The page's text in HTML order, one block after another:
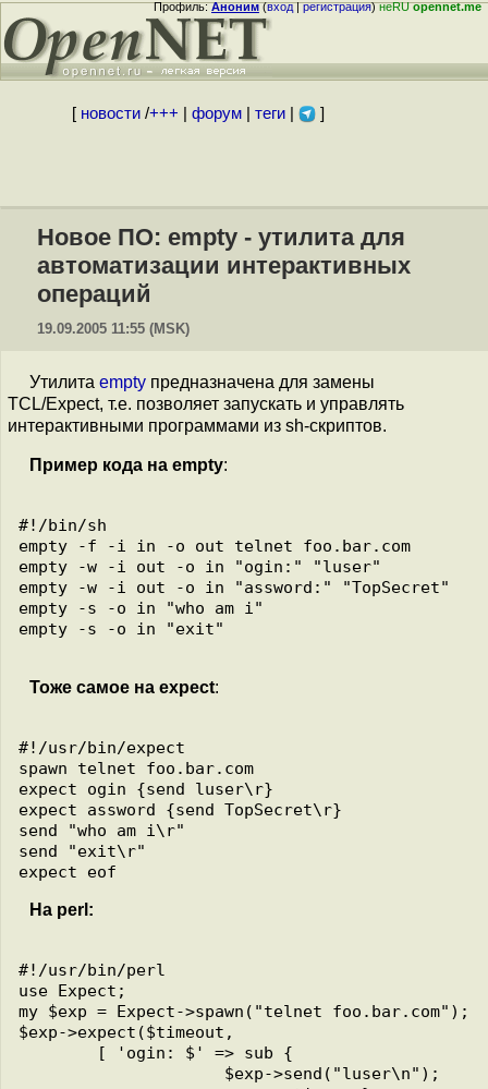
Профиль:Аноним(вход|регистрация)неRUopennet.me
[ новости/+++ форум| теги| ]
Новое ПО: empty - утилита для
автоматизации интерактивных
операций
19.09.2005 11:55 (MSK)
Утилита empty предназначена для замены
TCL/Expect, т.е. позволяет запускать и управлять
интерактивными программами из sh-скриптов.
Пример кода на empty:
#!/bin/sh
empty -f -i in -o out telnet foo.bar.com
empty -w -i out -o in "ogin:" "luser"
empty -w -i out -o in "assword:" "TopSecret"
empty -s -o in "who am i"
empty -s -o in "exit"
Тоже самое на expect:
#!/usr/bin/expect
spawn telnet foo.bar.com
expect ogin {send luser\r}
expect assword {send TopSecret\r}
send "who am i\r"
send "exit\r"
На perl:
#!/usr/bin/perl
use Expect;
my $exp = Expect->spawn("telnet foo.bar.com");
$exp->expect($timeout,